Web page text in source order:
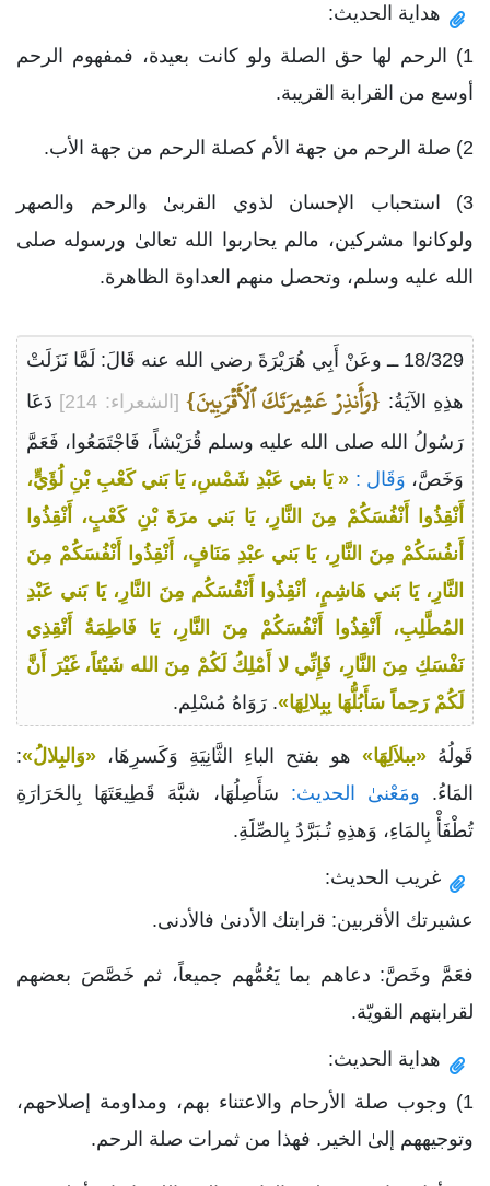
هداية الحديث:
1) الرحم لها حق الصلة ولو كانت بعيدة، فمفهوم الرحم
أوسع من القرابة القريبة.
2) صلة الرحم من جهة الأم كصلة الرحم من جهة الأب.
3) استحباب الإحسان لذوي القربىٰ والرحم والصهر
ولوكانوا مشركين، مالم يحاربوا الله تعالىٰ ورسوله صلى
الله عليه وسلم، وتحصل منهم العداوة الظاهرة.
18/329 ــ وعَنْ أَبِي هُرَيْرَةَ رضي الله عنه قَالَ: لَمَّا نَزَلَتْ
هذِهِ الآيَةُ: {وَأَنذِرۡ عَشِيرَتَكَ ٱلۡأَقۡرَبِينَ} [الشعراء: 214]
دَعَا
رَسُولُ الله صلى الله عليه وسلم قُرَيْشاً، فَاجْتَمَعُوا، فَعَمَّ
وَخَصَّ، وَقَال : « يَا بني عَبْدِ شَمْسِ، يَا بَني كَعْبِ بْنِ لُؤَيٍّ،
أَنْقِذُوا أَنْفُسَكُمْ مِنَ النَّارِ، يَا بَني مرَةَ بْنِ كَعْبٍ، أَنْقِذُوا
أَنفُسَكُمْ مِنَ النَّارِ، يَا بَني عبْدِ مَنَافٍ، أَنْقِذُوا أَنْفُسَكُمْ مِنَ
النَّارِ، يَا بَني هَاشِمٍ، أنْقِذُوا أَنْفُسَكُم مِنَ النَّارِ، يَا بَني عَبْدِ
المُطَّلِبِ، أَنْقِذُوا أَنْفُسَكُمْ مِنَ النَّارِ، يَا فَاطِمَةُ أَنْقِذِي
نَفْسَكِ مِنَ النَّارِ، فَإِنِّي لا أَمْلِكُ لَكُمْ مِنَ الله شَيْئاً، غَيْرَ أَنَّ
لَكُمْ رَحِماً سَأَبُلُّهَا بِبِلالِهَا». رَوَاهُ مُسْلِم.
قَولُهُ «ببلاَلِهَا» هو بفتح الباءِ الثَّانِيَةِ وَكَسرِهَا، «وَالبِلالُ»:
المَاءُ. ومَعْنىٰ الحديث: سَأَصِلُهَا، شبَّهَ قَطِيعَتَهَا بِالحَرَارَةِ
تُطْفَأْ بِالمَاءِ، وَهذِهِ تُـبَرَّدُ بِالصِّلَةِ.
غريب الحديث:
عشيرتك الأقربين: قرابتك الأدنىٰ فالأدنى.
فعَمَّ وخَصَّ: دعاهم بما يَعُمُّهم جميعاً، ثم خَصَّصَ بعضهم
لقرابتهم القويّة.
هداية الحديث:
1) وجوب صلة الأرحام والاعتناء بهم، ومداومة إصلاحهم،
وتوجيههم إلىٰ الخير. فهذا من ثمرات صلة الرحم.